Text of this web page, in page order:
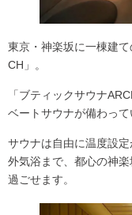
東京・神楽坂に一棟建
CH」。
「ブティックサウナ
ベートサウナが備わって
サウナは自由に温度設
外気浴まで、都心の神
過ごせます。